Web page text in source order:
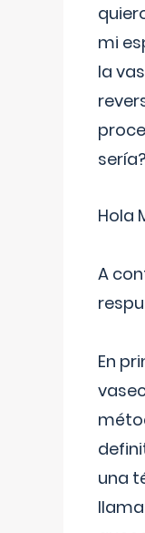
mi
la
sería?
Hola
A
En
una